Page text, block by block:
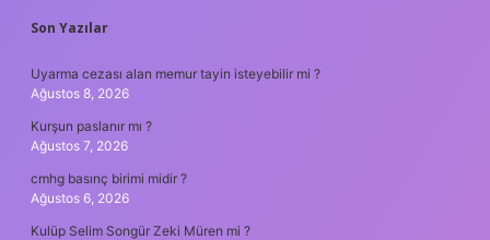
SIDEBAR
Son Yazılar
Uyarma cezası alan memur tayin isteyebilir mi ?
Ağustos 8, 2026
Kurşun paslanır mı ?
Ağustos 7, 2026
cmhg basınç birimi midir ?
Ağustos 6, 2026
Kulüp Selim Songür Zeki Müren mi ?